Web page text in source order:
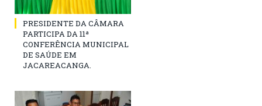
PRESIDENTE DA CÂMARA
PARTICIPA DA 11ª
CONFERÊNCIA MUNICIPAL
DE SAÚDE EM
JACAREACANGA.